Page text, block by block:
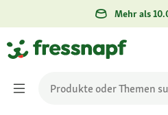
Mehr als